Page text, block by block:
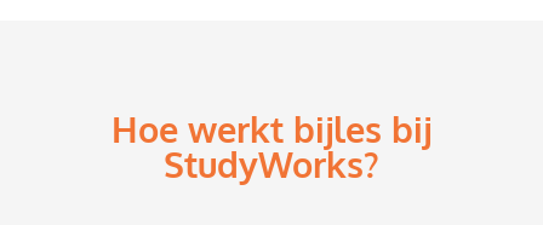
Hoe werkt bijles bij
StudyWorks?